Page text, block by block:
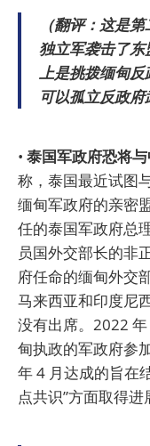
（翻评：这是
独立军袭击了
上是挑拨缅甸
可以孤立反政府
• 泰国军政府恐将
称，泰国最近试图
缅甸军政府的亲密
任的泰国军政府总
员国外交部长的非
府任命的缅甸外交
马来西亚和印度尼
没有出席。2022
甸执政的军政府参
年 4 月达成的旨在
点共识”方面取得进